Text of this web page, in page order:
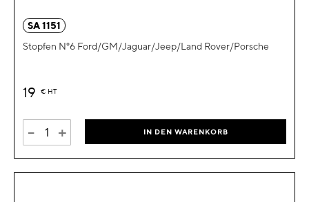
SA 1151
Stopfen N°6 Ford/GM/Jaguar/Jeep/Land Rover/Porsche
19 € HT
- + IN DEN WARENKORB